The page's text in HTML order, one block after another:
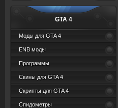
GTA 4
Моды для GTA 4
ENB моды
Программы
Скины для GTA 4
Скрипты для GTA 4
Спидометры